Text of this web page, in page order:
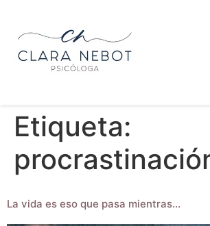
Etiqueta:
La vida es eso que pasa mientras…